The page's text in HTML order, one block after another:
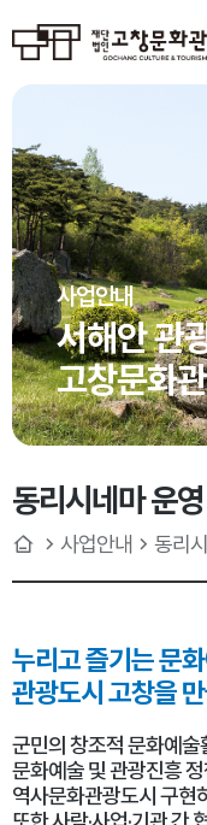
사업안내
서해안 관
고창문화
동리시네마 운영
사업안내 동리
누리고 즐기는 문
관광도시 고창을
군민의 창조적 문화예
문화예술 및 관광진흥
역사문화관광도시 구현